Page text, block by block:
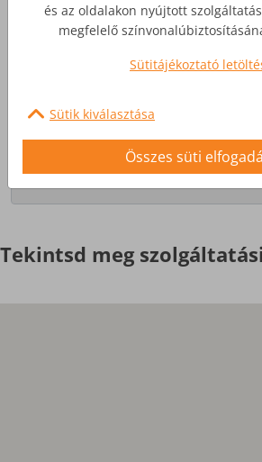
Üzleti Internet
Nagyobb igényekre, egyedi
Érdekel
Tekintsd meg
és az oldalakon nyújtott
megfelelő
Sütitájékoztató
Sütik kiválasztása
Összes süti